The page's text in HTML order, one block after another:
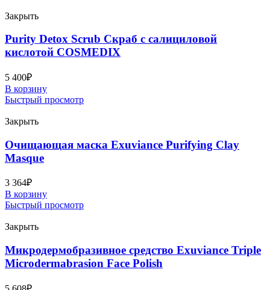
Закрыть
Purity Detox Scrub Скраб с салициловой
кислотой COSMEDIX
5 400₽
В корзину
Быстрый просмотр
Закрыть
Очищающая маска Exuviance Purifying Clay
Masque
3 364₽
В корзину
Быстрый просмотр
Закрыть
Микродермобразивное средство Exuviance Triple
Microdermabrasion Face Polish